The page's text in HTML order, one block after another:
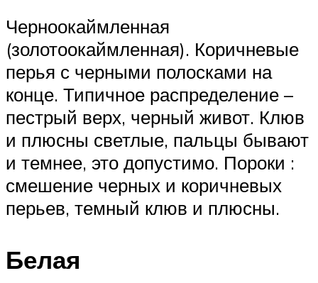
Черноокаймленная
(золотоокаймленная). Коричневые
перья с черными полосками на
конце. Типичное распределение –
пестрый верх, черный живот. Клюв
и плюсны светлые, пальцы бывают
и темнее, это допустимо. Пороки :
смешение черных и коричневых
перьев, темный клюв и плюсны.
Белая